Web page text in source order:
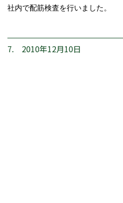
社内で配筋検査を行いました。
7. 2010年12月10日